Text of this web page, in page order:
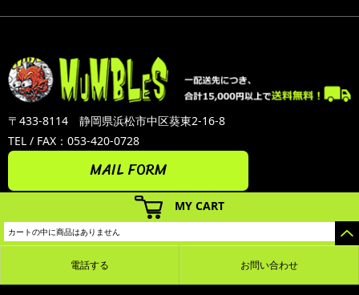
MY CART
カートの中に商品はありません
〒433-8114 静岡県浜松市中区葵東2-16-8
TEL / FAX：053-420-0728
MAIL FORM
カラーミーショップ Copyright (C) 2005-2026 GMOペパボ株式会社All Rights Reserved.
電話する お問い合わせ